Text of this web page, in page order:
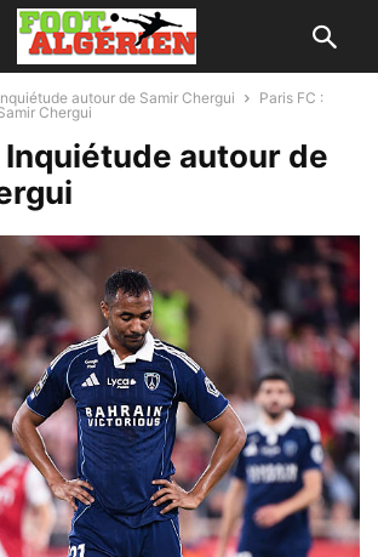
autour de Samir Chergui
Paris FC :
Chergui
Inquiétude autour de